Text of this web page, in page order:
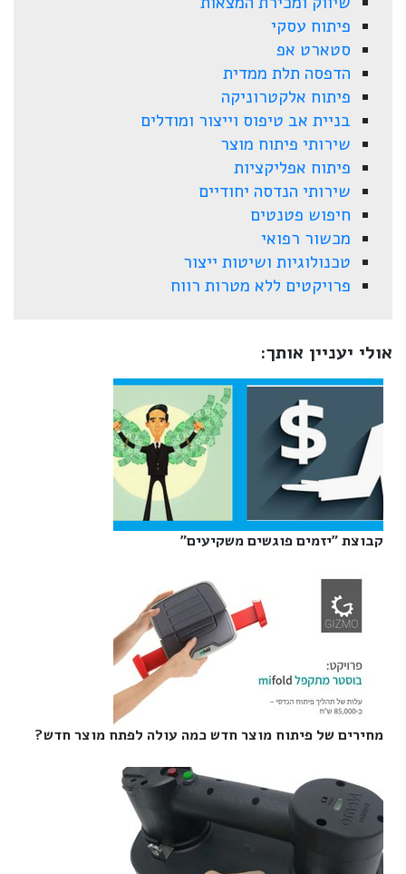
פיתוח עסקי
סטארט אפ
הדפסה תלת ממדית
פיתוח אלקטרוניקה
בניית אב טיפוס וייצור ומודלים
שירותי פיתוח מוצר
פיתוח אפליקציות
שירותי הנדסה יחודיים
חיפוש פטנטים
מכשור רפואי
טכנולוגיות ושיטות ייצור
פרויקטים ללא מטרות רווח
אולי יעניין אותך:
קבוצת "יזמים פוגשים משקיעים"‎
מחירים של פיתוח מוצר חדש כמה עולה לפתח מוצר חדש?‎